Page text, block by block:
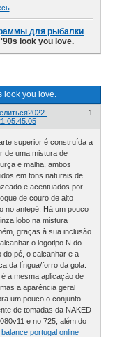
.
для рыбалки
look you love.
look you love.
1
2022-
05:45:05
superior é construída a
de uma mistura de
e malha, ambos
em tons naturais de
e acentuados por
de couro de alto
no antepé. Há um pouco
lobo na mistura
graças à sua inclusão
o logotipo N do
do pé, o calcanhar e a
da língua/forro da gola.
é a mesma aplicação de
a aparência geral
um pouco o conjunto
de tomadas da NAKED
e no 725, além do
portugal online